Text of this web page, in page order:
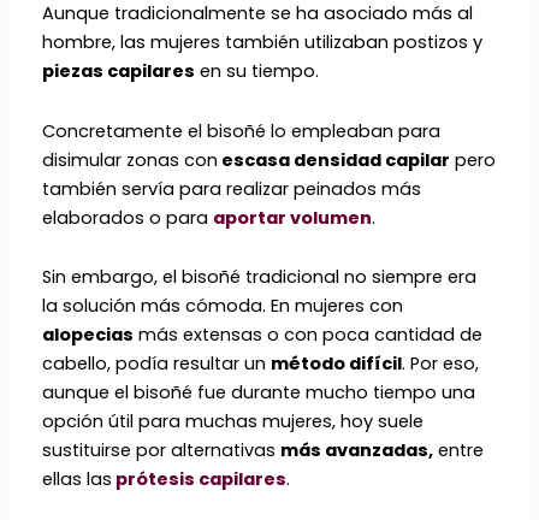
Aunque tradicionalmente se ha asociado más al
hombre, las mujeres también utilizaban postizos y
piezas capilares en su tiempo.
Concretamente el bisoñé lo empleaban para
disimular zonas con escasa densidad capilar pero
también servía para realizar peinados más
elaborados o para aportar volumen.
Sin embargo, el bisoñé tradicional no siempre era
la solución más cómoda. En mujeres con
alopecias más extensas o con poca cantidad de
cabello, podía resultar un método difícil. Por eso,
aunque el bisoñé fue durante mucho tiempo una
opción útil para muchas mujeres, hoy suele
sustituirse por alternativas más avanzadas, entre
ellas las prótesis capilares.